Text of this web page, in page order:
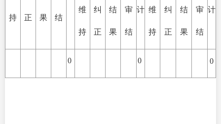
持 正 果 结
维
持
纠
正
结
果
审
结
计 维
持
纠
正
结
果
审
结
计
0 0 0